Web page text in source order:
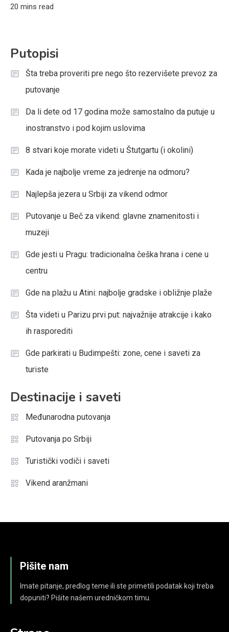
20 mins read
Putopisi
Šta treba proveriti pre nego što rezervišete prevoz za
putovanje
Da li dete od 17 godina može samostalno da putuje u
inostranstvo i pod kojim uslovima
8 stvari koje morate videti u Štutgartu (i okolini)
Kada je najbolje vreme za jedrenje na odmoru?
Najlepša jezera u Srbiji za vikend odmor
Putovanje u Beč za vikend: glavne znamenitosti i
muzeji
Gde jesti u Pragu: tradicionalna češka hrana i cene u
centru
Gde na plažu u Atini: najbolje gradske i obližnje plaže
Šta videti u Parizu prvi put: najvažnije atrakcije i kako
ih rasporediti
Gde parkirati u Budimpešti: zone, cene i saveti za
turiste
Destinacije i saveti
Međunarodna putovanja
Putovanja po Srbiji
Turistički vodiči i saveti
Vikend aranžmani
Pišite nam
Imate pitanje, predlog teme ili ste primetili podatak koji treba
dopuniti? Pišite našem uredničkom timu.